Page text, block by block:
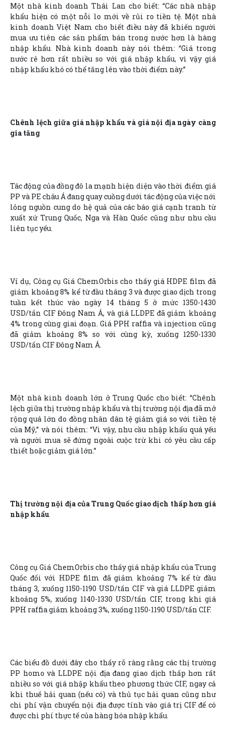
Một nhà kinh doanh Thái Lan cho biết: “Các nhà nhập
khẩu hiện có một nỗi lo mới về rủi ro tiền tệ. Một nhà
kinh doanh Việt Nam cho biết điều này đã khiến người
mua ưu tiên các sản phẩm bán trong nước hơn là hàng
nhập khẩu. Nhà kinh doanh này nói thêm: “Giá trong
nước rẻ hơn rất nhiều so với giá nhập khẩu, vì vậy giá
nhập khẩu khó có thể tăng lên vào thời điểm này.”
Chênh lệch giữa giá nhập khẩu và giá nội địa ngày càng
gia tăng
Tác động của đồng đô la mạnh hiện diện vào thời điểm giá
PP và PE châu Á đang quay cuồng dưới tác động của việc nới
lỏng nguồn cung do hệ quả của các báo giá cạnh tranh từ
xuất xứ Trung Quốc, Nga và Hàn Quốc cũng như nhu cầu
liên tục yếu.
Ví dụ, Công cụ Giá ChemOrbis cho thấy giá HDPE film đã
giảm khoảng 8% kể từ đầu tháng 3 và được giao dịch trong
tuần kết thúc vào ngày 14 tháng 5 ở mức 1350-1430
USD/tấn CIF Đông Nam Á, và giá LLDPE đã giảm khoảng
4% trong cùng giai đoạn. Giá PPH raffia và injection cũng
đã giảm khoảng 8% so với cùng kỳ, xuống 1250-1330
USD/tấn CIF Đông Nam Á.
Một nhà kinh doanh lớn ở Trung Quốc cho biết: “Chênh
lệch giữa thị trường nhập khẩu và thị trường nội địa đã mở
rộng quá lớn do đồng nhân dân tệ giảm giá so với tiền tệ
của Mỹ,” và nói thêm: “Vì vậy, nhu cầu nhập khẩu quá yếu
và người mua sẽ đứng ngoài cuộc trừ khi có yêu cầu cấp
thiết hoặc giảm giá lớn.”
Thị trường nội địa của Trung Quốc giao dịch thấp hơn giá
nhập khẩu
Công cụ Giá ChemOrbis cho thấy giá nhập khẩu của Trung
Quốc đối với HDPE film đã giảm khoảng 7% kể từ đầu
tháng 3, xuống 1150-1190 USD/tấn CIF và giá LLDPE giảm
khoảng 5%, xuống 1140-1330 USD/tấn CIF, trong khi giá
PPH raffia giảm khoảng 3%, xuống 1150-1190 USD/tấn CIF.
Các biểu đồ dưới đây cho thấy rõ ràng rằng các thị trường
PP homo và LLDPE nội địa đang giao dịch thấp hơn rất
nhiều so với giá nhập khẩu theo phương thức CIF, ngay cả
khi thuế hải quan (nếu có) và thủ tục hải quan cũng như
chi phí vận chuyển nội địa được tính vào giá trị CIF để có
được chi phí thực tế của hàng hóa nhập khẩu.